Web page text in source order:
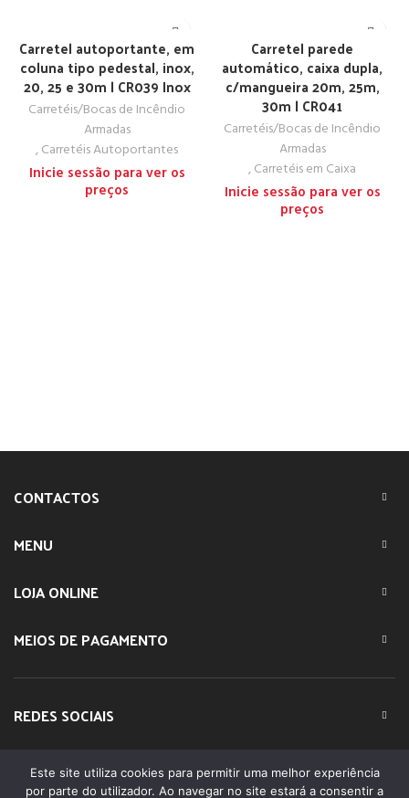
Carretel autoportante, em
coluna tipo pedestal, inox,
20, 25 e 30m | CR039 Inox
Carretéis/Bocas de Incêndio
Armadas
,Carretéis Autoportantes
Inicie sessão para ver os
preços
Carretel parede
automático, caixa dupla,
c/mangueira 20m, 25m,
30m | CR041
Carretéis/Bocas de Incêndio
Armadas
,Carretéis em Caixa
Inicie sessão para ver os
preços
CONTACTOS
MENU
LOJA ONLINE
MEIOS DE PAGAMENTO
REDES SOCIAIS
© 2023 IMPARTE. All Rights Reserved. Desenvolvido por
Este site utiliza cookies para permitir uma melhor experiência
por parte do utilizador. Ao navegar no site estará a consentir a